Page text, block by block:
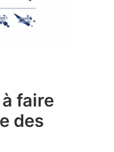
faire
des